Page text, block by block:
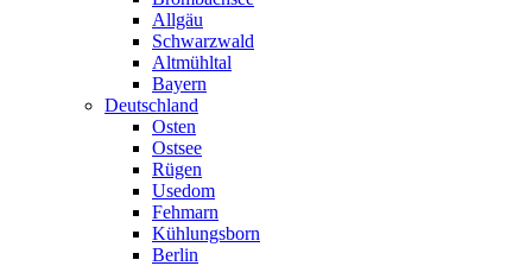
Allgäu
Schwarzwald
Altmühltal
Bayern
Deutschland
Osten
Ostsee
Rügen
Usedom
Fehmarn
Kühlungsborn
Berlin